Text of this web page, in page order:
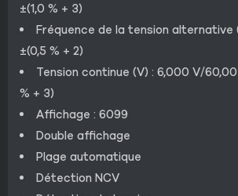
±(1,0 % + 3)
Fréquence de la tension alternative
±(0,5 % + 2)
Tension continue (V) : 6,000 V/
% + 3)
Affichage : 6099
Double affichage
Plage automatique
Détection NCV